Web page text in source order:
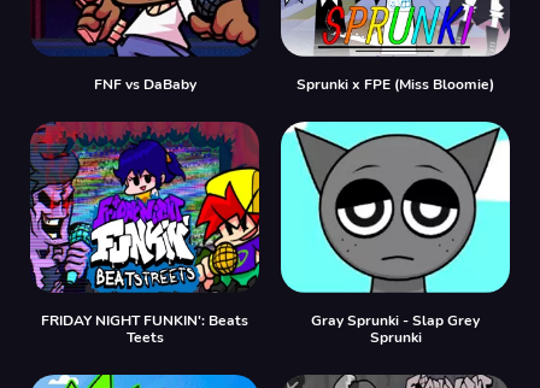
FNF vs DaBaby Sprunki x FPE (Miss Bloomie)
FRIDAY NIGHT FUNKIN': Beats
Teets
Gray Sprunki - Slap Grey
Sprunki